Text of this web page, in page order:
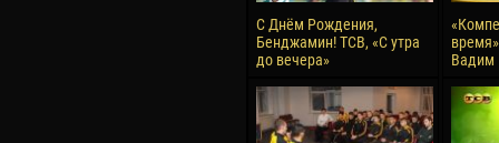
С Днём Рождения,
Бенджамин! ТСВ, «С утра
до вечера»
Вадим